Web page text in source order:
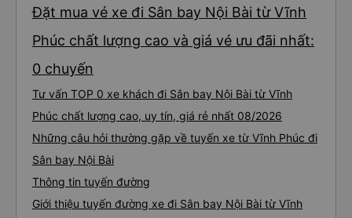
Đặt mua vé xe đi Sân bay Nội Bài từ Vĩnh
Phúc chất lượng cao và giá vé ưu đãi nhất:
0 chuyến
Tư vấn TOP 0 xe khách đi Sân bay Nội Bài từ Vĩnh
Phúc chất lượng cao, uy tín, giá rẻ nhất 08/2026
Những câu hỏi thường gặp về tuyến xe từ Vĩnh Phúc đi
Sân bay Nội Bài
Thông tin tuyến đường
Giới thiệu tuyến đường xe đi Sân bay Nội Bài từ Vĩnh